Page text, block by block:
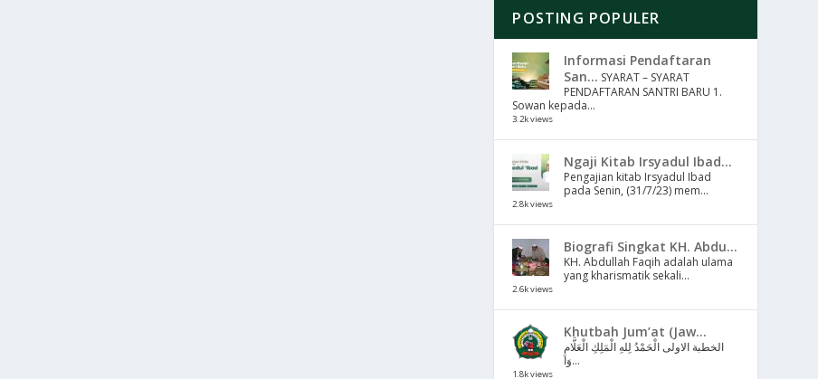
POSTING POPULER
Informasi Pendaftaran
San... SYARAT – SYARAT
PENDAFTARAN SANTRI BARU 1.
Sowan kepada...
3.2k views
Ngaji Kitab Irsyadul Ibad...
Pengajian kitab Irsyadul Ibad
pada Senin, (31/7/23) mem...
2.8k views
Biografi Singkat KH. Abdu...
KH. Abdullah Faqih adalah ulama
yang kharismatik sekali...
2.6k views
Khutbah Jum’at (Jaw...
الخطبة الاولى الْحَمْدُ لِلهِ الْمَلِكِ الْعَلَّامِ
وَا...
1.8k views